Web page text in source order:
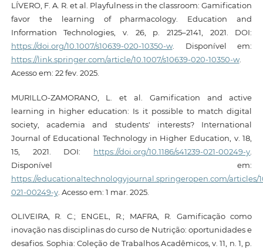
LÍVERO, F. A. R. et al. Playfulness in the classroom: Gamification
favor the learning of pharmacology. Education and
Information Technologies, v. 26, p. 2125–2141, 2021. DOI:
https://doi.org/10.1007/s10639-020-10350-w. Disponível em:
https://link.springer.com/article/10.1007/s10639-020-10350-w.
Acesso em: 22 fev. 2025.
MURILLO-ZAMORANO, L. et al. Gamification and active
learning in higher education: Is it possible to match digital
society, academia and students' interests? International
Journal of Educational Technology in Higher Education, v. 18,
15, 2021. DOI: https://doi.org/10.1186/s41239-021-00249-y
Disponível em:
https://educationaltechnologyjournal.springeropen.com/articles/
021-00249-y. Acesso em: 1 mar. 2025.
OLIVEIRA, R. C.; ENGEL, R.; MAFRA, R. Gamificação como
inovação nas disciplinas do curso de Nutrição: oportunidades e
desafios. Sophia: Coleção de Trabalhos Acadêmicos, v. 11, n. 1, p.